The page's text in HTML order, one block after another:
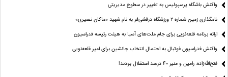
واکنش باشگاه پرسپولیس به تغییر در سطوح مدیریتی
نامگذاری زمین شماره ۲ ورزشگاه درفشی‌فر به نام شهید «ماکان نصیری»
ارائه برنامه‌ قلعه‌نویی برای جام ملت‌های آسیا به هیئت رئیسه فدراسیون
واکنش فدراسیون فوتبال به احتمال انتخاب جانشین برای امیر قلعه‌نویی
فتح‌الله‌زاده: رامین و منیر 40 درصد استقلال بودند!